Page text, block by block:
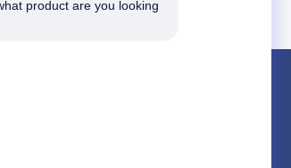
product are you looking